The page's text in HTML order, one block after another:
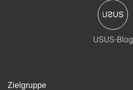
USUS-Blog
Zielgruppe